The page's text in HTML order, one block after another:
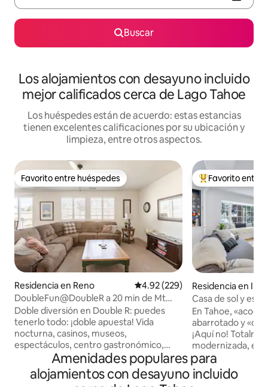
Buscar
Los alojamientos con desayuno incluido
mejor calificados cerca de Lago Tahoe
Los huéspedes están de acuerdo: estas estancias
tienen excelentes calificaciones por su ubicación y
limpieza, entre otros aspectos.
Favorito entre huéspedes
Favorito entre huéspedes
Residencia en Reno Calificación promedio: 4.92 de
4.92 (229)
DoubleFun@DoubleR a 20 min de Mt
Rose y a 30 min de Tahoe
Doble diversión en Double R: puedes
tenerlo todo: ¡doble apuesta! Vida
nocturna, casinos, museos,
espectáculos, centro gastronómico,
ofertas de comida y actividades para
niños en Reno. ¡Doble diamante! USA
Today acaba de clasificar a Reno como la
De los mejores
Favorito entre
Residencia en
Casa de sol y
En Tahoe,
abarrotado y
¡Aquí no! Totalmente renovada y
modernizada,
solo 5 minutos de
de las pistas de
elegante refugio
Amenidades populares para
alojamientos con desayuno incluido